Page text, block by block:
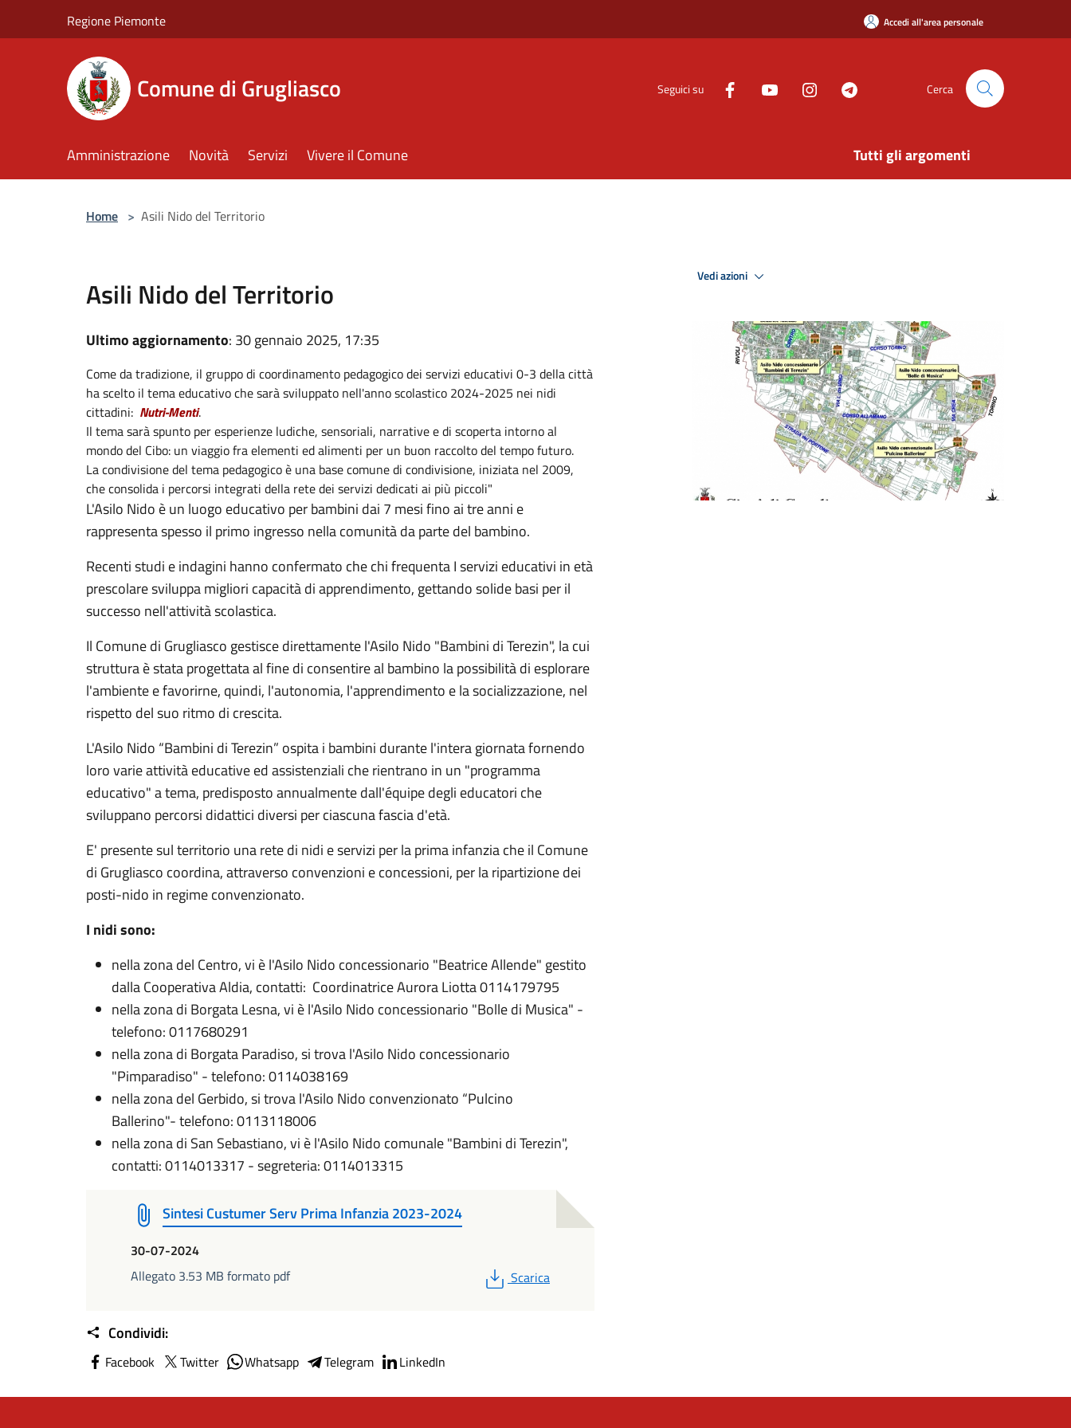
Regione Piemonte Accedi all'area personale
Comune di Grugliasco Seguici su Cerca
Amministrazione Novità Servizi Vivere il Comune Tutti gli argomenti
Home > Asili Nido del Territorio
Asili Nido del Territorio
Ultimo aggiornamento: 30 gennaio 2025, 17:35
Come da tradizione, il gruppo di coordinamento pedagogico dei servizi educativi 0-3 della città
ha scelto il tema educativo che sarà sviluppato nell'anno scolastico 2024-2025 nei nidi
cittadini: Nutri-Menti.
Il tema sarà spunto per esperienze ludiche, sensoriali, narrative e di scoperta intorno al
mondo del Cibo: un viaggio fra elementi ed alimenti per un buon raccolto del tempo futuro.
La condivisione del tema pedagogico è una base comune di condivisione, iniziata nel 2009,
che consolida i percorsi integrati della rete dei servizi dedicati ai più piccoli"
L'Asilo Nido è un luogo educativo per bambini dai 7 mesi fino ai tre anni e
rappresenta spesso il primo ingresso nella comunità da parte del bambino.
Recenti studi e indagini hanno confermato che chi frequenta I servizi educativi in età
prescolare sviluppa migliori capacità di apprendimento, gettando solide basi per il
successo nell'attività scolastica.
Il Comune di Grugliasco gestisce direttamente l'Asilo Nido "Bambini di Terezin", la cui
struttura è stata progettata al fine di consentire al bambino la possibilità di esplorare
l'ambiente e favorirne, quindi, l'autonomia, l'apprendimento e la socializzazione, nel
rispetto del suo ritmo di crescita.
L'Asilo Nido “Bambini di Terezin” ospita i bambini durante l'intera giornata fornendo
loro varie attività educative ed assistenziali che rientrano in un "programma
educativo" a tema, predisposto annualmente dall'équipe degli educatori che
sviluppano percorsi didattici diversi per ciascuna fascia d'età.
E' presente sul territorio una rete di nidi e servizi per la prima infanzia che il Comune
di Grugliasco coordina, attraverso convenzioni e concessioni, per la ripartizione dei
posti-nido in regime convenzionato.
I nidi sono:
nella zona del Centro, vi è l'Asilo Nido concessionario "Beatrice Allende" gestito
dalla Cooperativa Aldia, contatti: Coordinatrice Aurora Liotta 0114179795
nella zona di Borgata Lesna, vi è l'Asilo Nido concessionario "Bolle di Musica" -
telefono: 0117680291
nella zona di Borgata Paradiso, si trova l'Asilo Nido concessionario
"Pimparadiso" - telefono: 0114038169
nella zona del Gerbido, si trova l'Asilo Nido convenzionato “Pulcino
Ballerino"- telefono: 0113118006
nella zona di San Sebastiano, vi è l'Asilo Nido comunale"Bambini di Terezin",
contatti: 0114013317 - segreteria: 0114013315
Sintesi Custumer Serv Prima Infanzia 2023-2024
30-07-2024
Allegato 3.53 MB formato pdf
PDF
Scarica
Condividi:
Facebook Twitter Whatsapp Telegram LinkedIn
Vedi azioni